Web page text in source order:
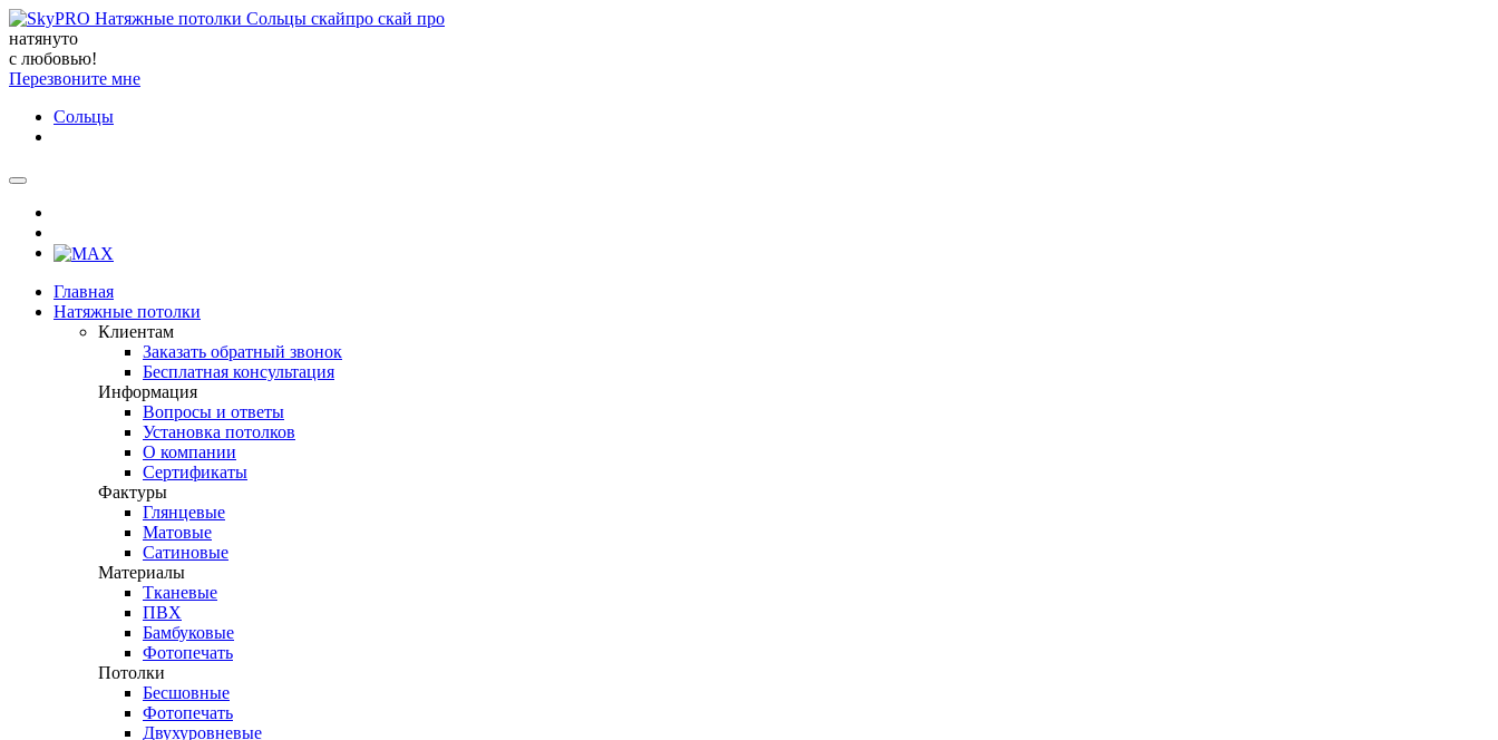
натянуто
с любовью!
Перезвоните мне
Сольцы
Главная
Натяжные потолки
Клиентам
Заказать обратный звонок
Бесплатная консультация
Информация
Вопросы и ответы
Установка потолков
О компании
Сертификаты
Фактуры
Глянцевые
Матовые
Сатиновые
Материалы
Тканевые
ПВХ
Бамбуковые
Фотопечать
Потолки
Бесшовные
Фотопечать
Двухуровневые